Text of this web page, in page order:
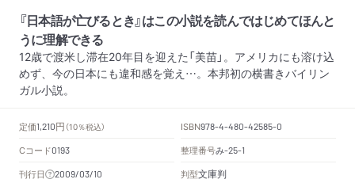
『日本語が亡びるとき』はこの小説を読んではじめてほんと
うに理解できる
12歳で渡米し滞在20年目を迎えた「美苗」。アメリカにも溶け込
めず、今の日本にも違和感を覚え…。本邦初の横書きバイリン
ガル小説。
定価1,210円 （10％税込） ISBN978-4-480-42585-0
Cコード0193 整理番号み-25-1
刊行日 2009/03/10 判型文庫判